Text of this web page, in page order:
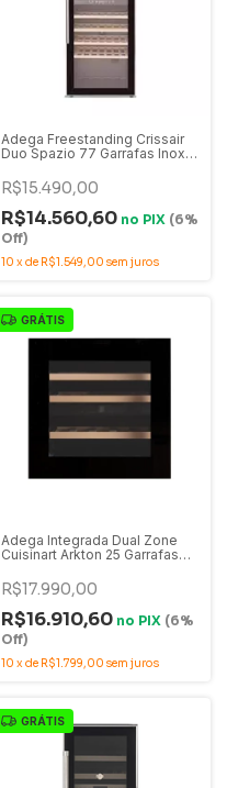
Adega Freestanding Crissair
Duo Spazio 77 Garrafas Inox e
R$15.490,00
R$14.560,60 no PIX (6%
Off)
10 x de R$1.549,00 sem juros
GRÁTIS
Adega Integrada Dual Zone
Cuisinart Arkton 25 Garrafas
R$17.990,00
R$16.910,60 no PIX (6%
Off)
10 xde R$1.799,00 sem juros
GRÁTIS